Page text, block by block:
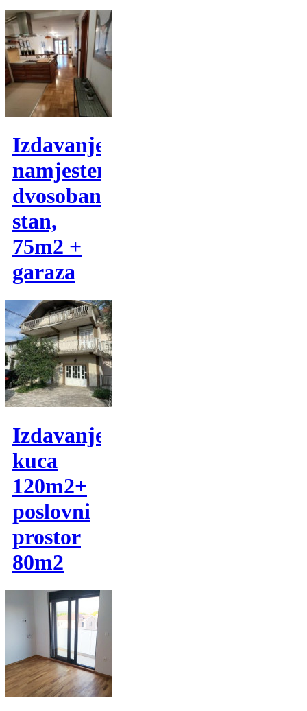
Izdavanje,
namjesten
dvosoban
stan,
75m2 +
garaza
Izdavanje,
kuca
120m2+
poslovni
prostor
80m2